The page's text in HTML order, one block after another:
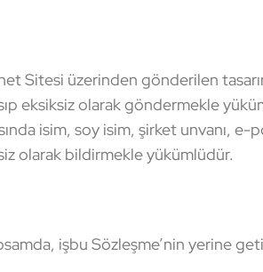
Sitesi üzerinden gönderilen
eksiksiz olarak göndermekle
isim, soy isim, şirket unvanı,
olarak bildirmekle yükümlüdür.
işbu Sözleşme’nin yerine